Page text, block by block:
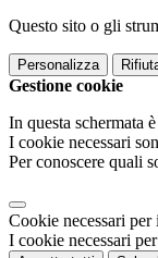
Questo sito o gli
Personalizza
Gestione cookie
In questa schermata
I cookie necessari
Per conoscere quali
Cookie necessari
I cookie necessari